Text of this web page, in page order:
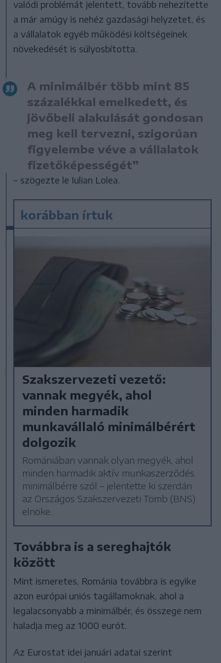
valódi problémát jelentett, tovább nehezítette
a már amúgy is nehéz gazdasági helyzetet, és
a vállalatok egyéb működési költségeinek
növekedését is súlyosbította.
A minimálbér több mint 85
százalékkal emelkedett, és
jövőbeli alakulását gondosan
meg kell tervezni, szigorúan
figyelembe véve a vállalatok
fizetőképességét”
– szögezte le Iulian Lolea.
korábban írtuk
Szakszervezeti vezető:
vannak megyék, ahol
minden harmadik
munkavállaló minimálbérért
dolgozik
Romániában vannak olyan megyék, ahol
minden harmadik aktív munkaszerződés
minimálbérre szól – jelentette ki szerdán
az Országos Szakszervezeti Tömb (BNS)
elnöke.
Továbbra is a sereghajtók
között
Mint ismeretes, Románia továbbra is egyike
azon európai uniós tagállamoknak, ahol a
legalacsonyabb a minimálbér, és összege nem
haladja meg az 1000 eurót.
Az Eurostat idei januári adatai szerint